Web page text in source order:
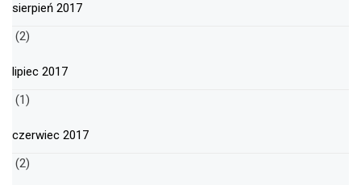
sierpień 2017
(2)
lipiec 2017
(1)
czerwiec 2017
(2)